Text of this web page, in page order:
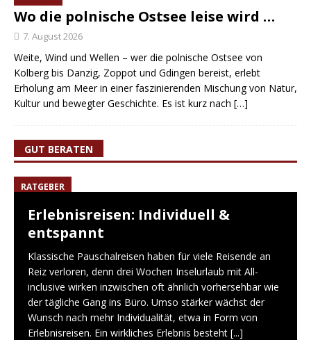
Wo die polnische Ostsee leise wird …
7. August 2026
Weite, Wind und Wellen – wer die polnische Ostsee von
Kolberg bis Danzig, Zoppot und Gdingen bereist, erlebt
Erholung am Meer in einer faszinierenden Mischung von Natur,
Kultur und bewegter Geschichte. Es ist kurz nach […]
GUT BERATEN
RATGEBER
Erlebnisreisen: Individuell &
entspannt
Klassische Pauschalreisen haben für viele Reisende an
Reiz verloren, denn drei Wochen Inselurlaub mit All-
inclusive wirken inzwischen oft ähnlich vorhersehbar wie
der tägliche Gang ins Büro. Umso stärker wächst der
Wunsch nach mehr Individualität, etwa in Form von
Erlebnisreisen. Ein wirkliches Erlebnis besteht [...]